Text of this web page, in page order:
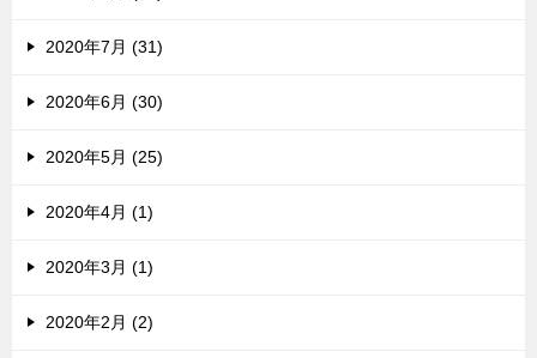
2020年7月 (31)
2020年6月 (30)
2020年5月 (25)
2020年4月 (1)
2020年3月 (1)
2020年2月 (2)